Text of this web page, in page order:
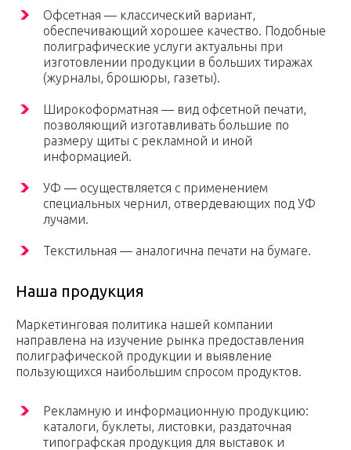
Офсетная — классический вариант,
обеспечивающий хорошее качество. Подобные
полиграфические услуги актуальны при
изготовлении продукции в больших тиражах
(журналы, брошюры, газеты).
Широкоформатная — вид офсетной печати,
позволяющий изготавливать большие по
размеру щиты с рекламной и иной
информацией.
УФ — осуществляется с применением
специальных чернил, отвердевающих под УФ
лучами.
Текстильная — аналогична печати на бумаге.
Наша продукция
Маркетинговая политика нашей компании
направлена на изучение рынка предоставления
полиграфической продукции и выявление
пользующихся наибольшим спросом продуктов.
Рекламную и информационную продукцию:
каталоги, буклеты, листовки, раздаточная
типографская продукция для выставок и